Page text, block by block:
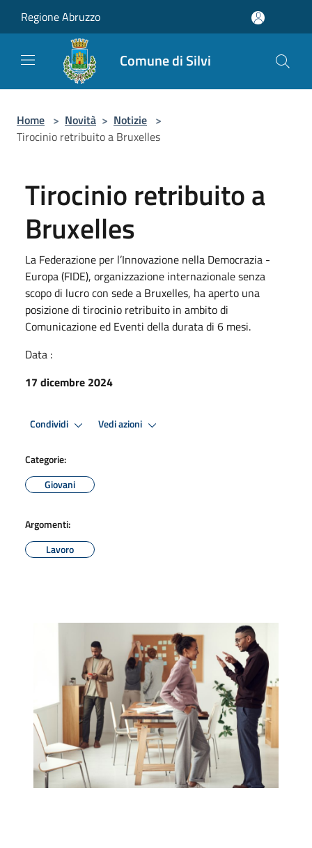
Regione Abruzzo
Comune di Silvi
Home > Novità > Notizie >
Tirocinio retribuito a Bruxelles
Tirocinio retribuito a
Bruxelles
La Federazione per l’Innovazione nella Democrazia -
Europa (FIDE), organizzazione internazionale senza
scopo di lucro con sede a Bruxelles, ha aperto una
posizione di tirocinio retribuito in ambito di
Comunicazione ed Eventi della durata di 6 mesi.
Data :
17 dicembre 2024
Condividi Vedi azioni
Categorie:
Giovani
Argomenti:
Lavoro